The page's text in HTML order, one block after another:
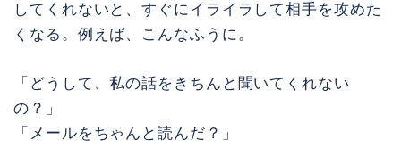
してくれないと、すぐにイライラして相手を攻めた
くなる。例えば、こんなふうに。
「どうして、私の話をきちんと聞いてくれない
の？」
「メールをちゃんと読んだ？」